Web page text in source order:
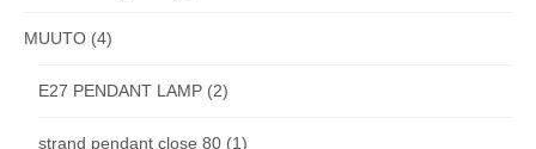
MUUTO (4)
E27 PENDANT LAMP (2)
strand pendant close 80 (1)